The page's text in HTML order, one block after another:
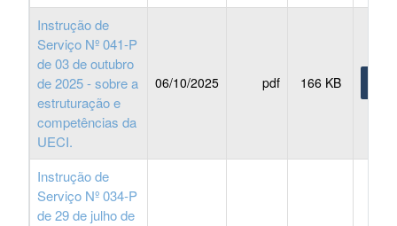
Instrução de
Serviço Nº 041-P
de 03 de outubro
de 2025 - sobre a
estruturação e
competências da
UECI.
06/10/2025 pdf 166 KB
Instrução de
Serviço Nº 034-P
de 29 de julho de